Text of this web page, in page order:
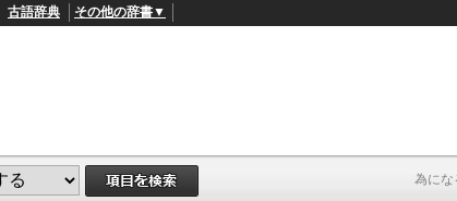
為にな
古語辞典 その他の辞書▼